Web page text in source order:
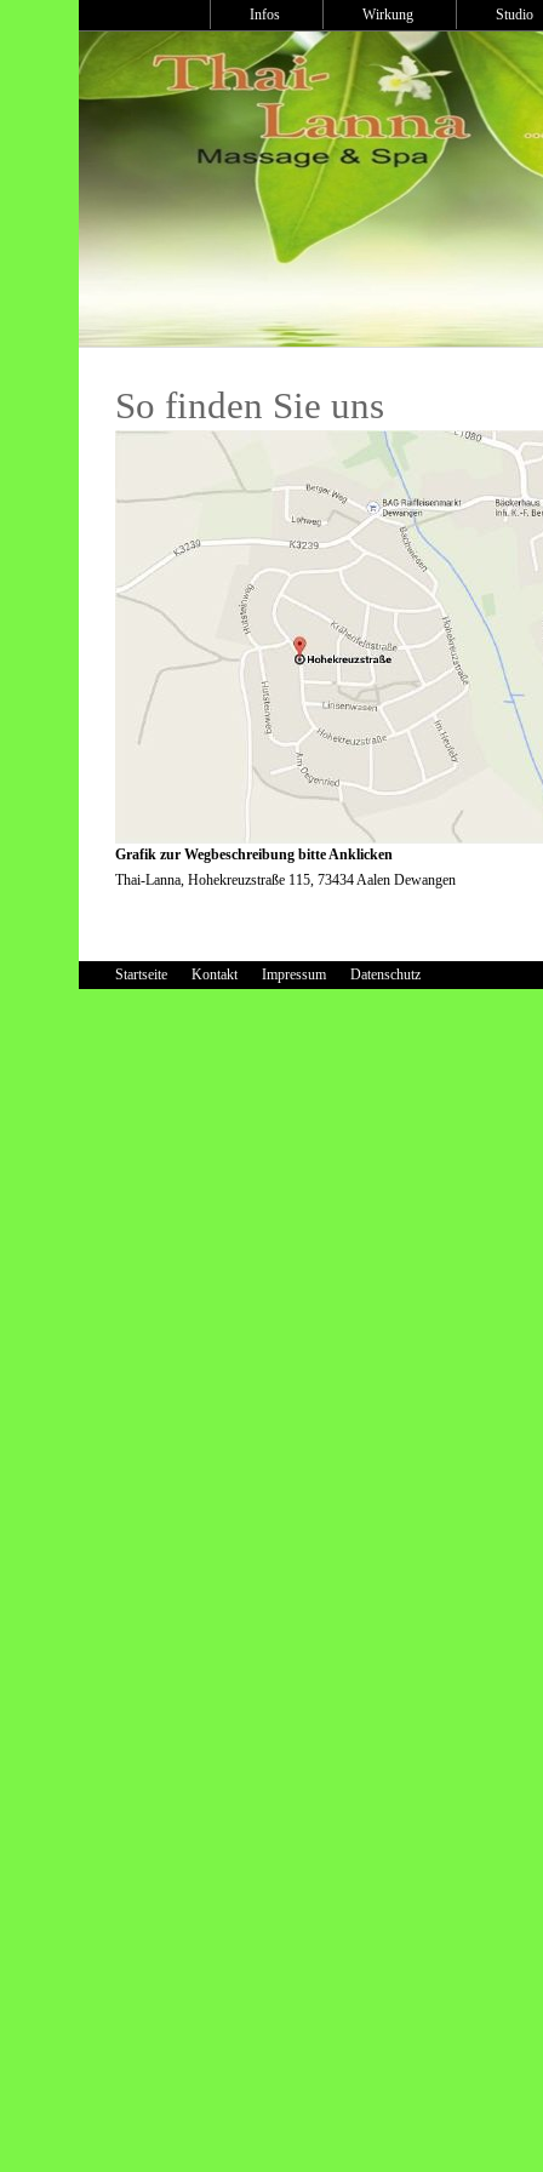
Infos Wirkung
So finden Sie uns
Grafik zur Wegbeschreibung bitte Anklicken
Thai-Lanna, Hohekreuzstraße 115, 73434 Aalen Dewangen
Startseite Kontakt Impressum Datenschutz